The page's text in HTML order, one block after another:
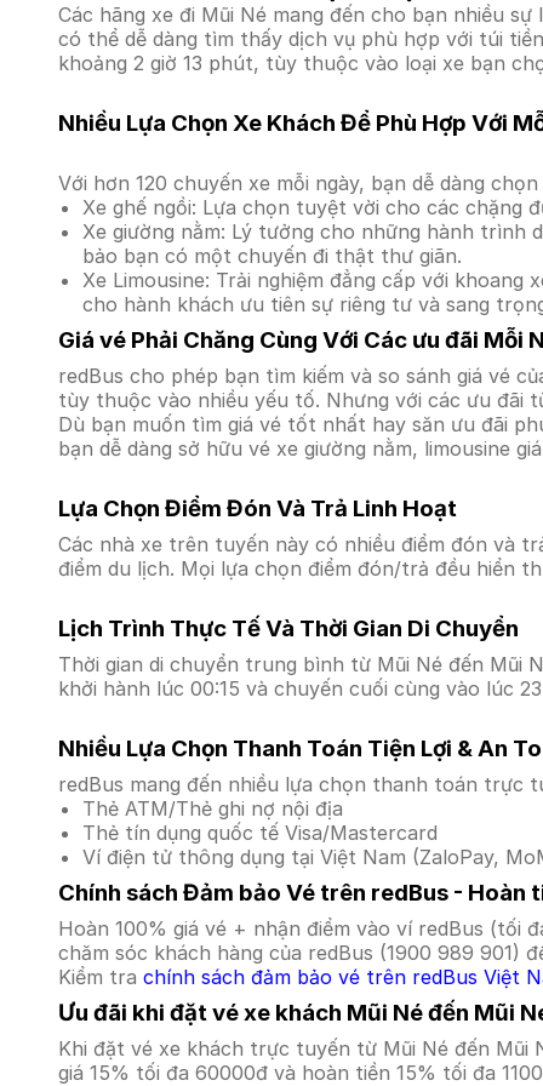
Các hãng xe đi Mũi Né mang đến cho bạn nhiều
có thể dễ dàng tìm thấy dịch vụ phù hợp với túi
khoảng 2 giờ 13 phút, tùy thuộc vào loại xe bạn
Nhiều Lựa Chọn Xe Khách Để Phù Hợp Với
Với hơn 120 chuyến xe mỗi ngày, bạn dễ dàng
Xe ghế ngồi: Lựa chọn tuyệt vời cho các chặng
Xe giường nằm: Lý tưởng cho những hành trình
bảo bạn có một chuyến đi thật thư giãn.
Xe Limousine: Trải nghiệm đẳng cấp với
cho hành khách ưu tiên sự riêng tư và sang
Giá vé Phải Chăng Cùng Với Các ưu đãi Mỗi
redBus cho phép bạn tìm kiếm và so sánh giá vé
tùy thuộc vào nhiều yếu tố. Nhưng với các ưu đãi
Dù bạn muốn tìm giá vé tốt nhất hay săn ưu đãi
bạn dễ dàng sở hữu vé xe giường nằm, limousine
Lựa Chọn Điểm Đón Và Trả Linh Hoạt
Các nhà xe trên tuyến này có nhiều điểm đón và
điểm du lịch. Mọi lựa chọn điểm đón/trả đều hiển
Lịch Trình Thực Tế Và Thời Gian Di Chuyển
Thời gian di chuyển trung bình từ Mũi Né đến Mũi
khởi hành lúc 00:15 và chuyến cuối cùng vào lúc
Nhiều Lựa Chọn Thanh Toán Tiện Lợi & An
redBus mang đến nhiều lựa chọn thanh toán trực
Thẻ ATM/Thẻ ghi nợ nội địa
Thẻ tín dụng quốc tế Visa/Mastercard
Ví điện tử thông dụng tại Việt Nam (ZaloPay,
Chính sách Đảm bảo Vé trên redBus - Hoàn
Hoàn 100% giá vé + nhận điểm vào ví redBus (tối
chăm sóc khách hàng của redBus (1900 989 901)
Kiểm tra chính sách đảm bảo vé trên redBus Việt
Ưu đãi khi đặt vé xe khách Mũi Né đến Mũi
Khi đặt vé xe khách trực tuyến từ Mũi Né đến Mũi
giá 15% tối đa 60000đ và hoàn tiền 15% tối đa